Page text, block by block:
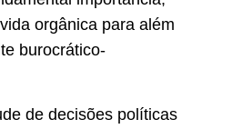
orgânica para além
burocrático-
de decisões políticas